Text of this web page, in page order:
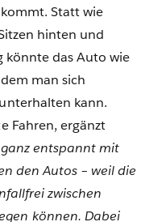
Statt wie
hinten und
könnte das Auto wie
man sich
kann.
Fahren, ergänzt
ganz entspannt mit
den Autos – weil die
zwischen
können. Dabei